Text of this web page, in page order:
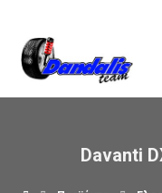
Davanti